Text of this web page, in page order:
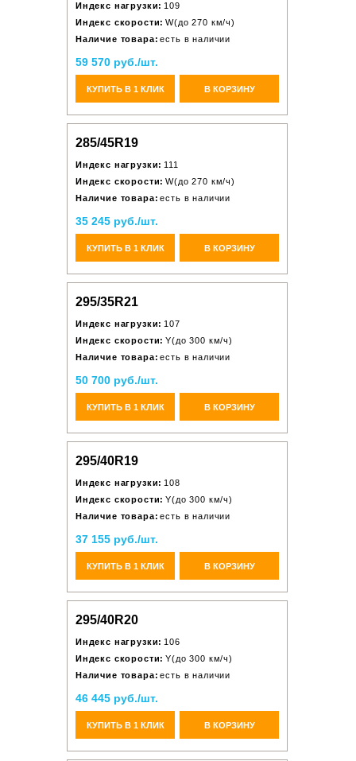
Индекс нагрузки: 109
Индекс скорости: W(до 270 км/ч)
Наличие товара: есть в наличии
59 570 руб./шт.
КУПИТЬ В 1 КЛИК В КОРЗИНУ
285/45R19
Индекс нагрузки: 111
Индекс скорости: W(до 270 км/ч)
Наличие товара: есть в наличии
35 245 руб./шт.
КУПИТЬ В 1 КЛИК В КОРЗИНУ
295/35R21
Индекс нагрузки: 107
Индекс скорости: Y(до 300 км/ч)
Наличие товара: есть в наличии
50 700 руб./шт.
КУПИТЬ В 1 КЛИК В КОРЗИНУ
295/40R19
Индекс нагрузки: 108
Индекс скорости: Y(до 300 км/ч)
Наличие товара: есть в наличии
37 155 руб./шт.
КУПИТЬ В 1 КЛИК В КОРЗИНУ
295/40R20
Индекс нагрузки: 106
Индекс скорости: Y(до 300 км/ч)
Наличие товара: есть в наличии
46 445 руб./шт.
КУПИТЬ В 1 КЛИК В КОРЗИНУ